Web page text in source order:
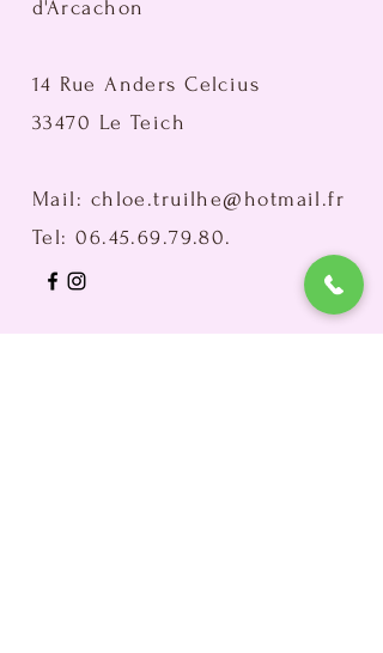
d'Arcachon
14 Rue Anders Celcius
33470 Le Teich
Mail: chloe.truilhe@hotmail.fr
Tel:06.45.69.79.80.